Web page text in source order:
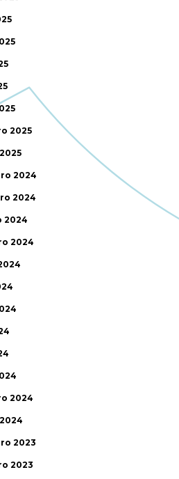
2025
2024
2024
2024
2024
2024
2023
2023